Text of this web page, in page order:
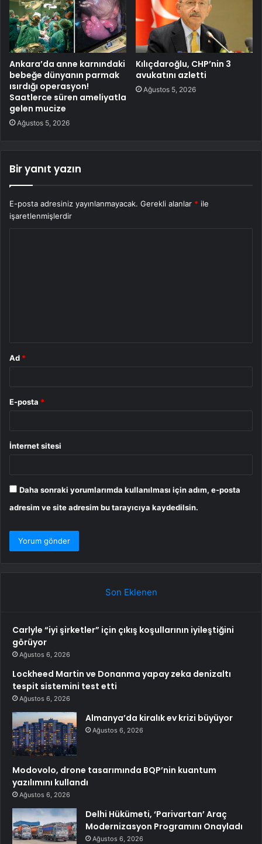
Ankara’da anne karnındaki
bebeğe dünyanın parmak
ısırdığı operasyon!
Saatlerce süren ameliyatla
gelen mucize
Ağustos 5, 2026
Kılıçdaroğlu, CHP’nin 3
avukatını azletti
Ağustos 5, 2026
Bir yanıt yazın
E-posta adresiniz yayınlanmayacak. Gerekli alanlar * ile
işaretlenmişlerdir
Ad *
E-posta *
İnternet sitesi
Daha sonraki yorumlarımda kullanılması için adım, e-posta
adresim ve site adresim bu tarayıcıya kaydedilsin.
Son Eklenen
Carlyle “iyi şirketler” için çıkış koşullarının iyileştiğini
görüyor
Ağustos 6, 2026
Lockheed Martin ve Donanma yapay zeka denizaltı
tespit sistemini test etti
Ağustos 6, 2026
Almanya’da kiralık ev krizi büyüyor
Ağustos 6, 2026
Modovolo, drone tasarımında BQP’nin kuantum
yazılımını kullandı
Ağustos 6, 2026
Delhi Hükümeti, ‘Parivartan’ Araç
Modernizasyon Programını Onayladı
Ağustos 6, 2026